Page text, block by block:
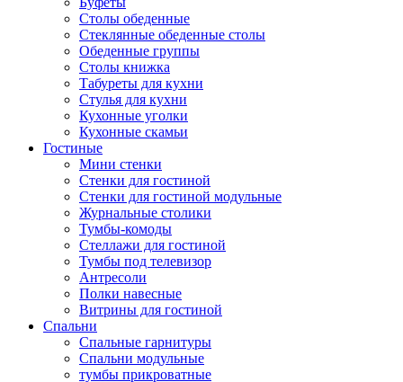
Столы обеденные
Стеклянные обеденные столы
Обеденные группы
Столы книжка
Табуреты для кухни
Стулья для кухни
Кухонные уголки
Кухонные скамьи
Гостиные
Мини стенки
Стенки для гостиной
Стенки для гостиной модульные
Журнальные столики
Тумбы-комоды
Стеллажи для гостиной
Тумбы под телевизор
Антресоли
Полки навесные
Витрины для гостиной
Спальни
Спальные гарнитуры
Спальни модульные
тумбы прикроватные